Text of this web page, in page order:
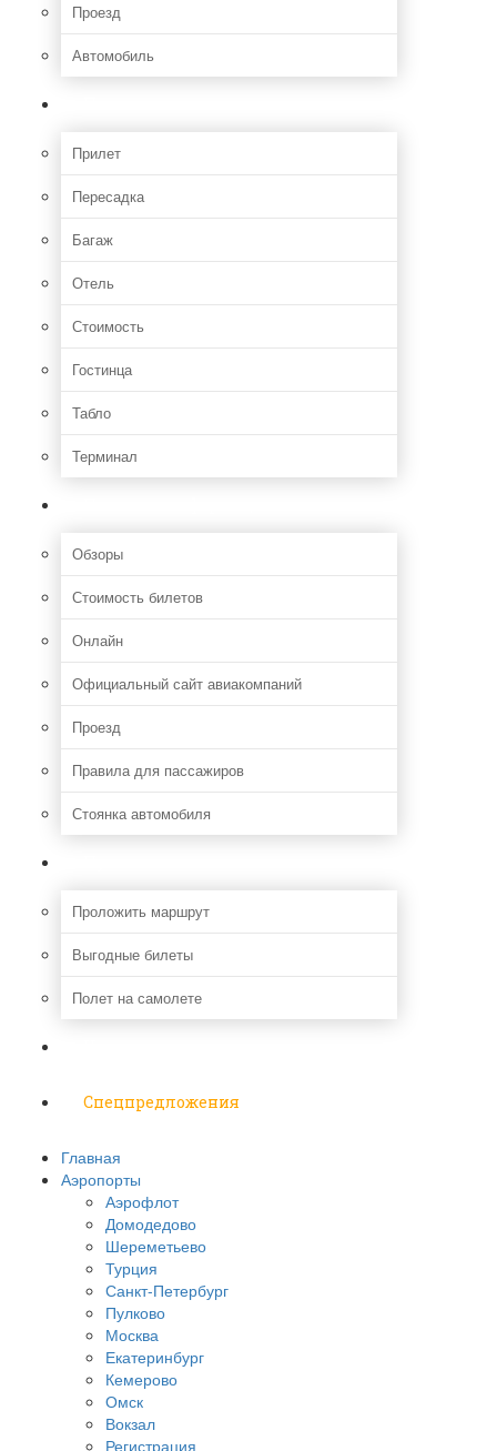
Проезд
Автомобиль
Прилет
Пересадка
Багаж
Отель
Стоимость
Гостинца
Табло
Терминал
Обзоры
Стоимость билетов
Онлайн
Официальный сайт авиакомпаний
Проезд
Правила для пассажиров
Стоянка автомобиля
Проложить маршрут
Выгодные билеты
Полет на самолете
Спецпредложения
Главная
Аэропорты
Аэрофлот
Домодедово
Шереметьево
Турция
Санкт-Петербург
Пулково
Москва
Екатеринбург
Кемерово
Омск
Вокзал
Регистрация